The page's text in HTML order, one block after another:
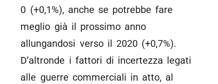
0 (+0,1%), anche se potrebbe fare
meglio già il prossimo anno
allungandosi verso il 2020 (+0,7%).
D’altronde i fattori di incertezza legati
alle guerre commerciali in atto, al